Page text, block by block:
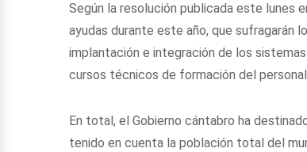
Según la resolución publicada este lunes
ayudas durante este año, que sufragarán
implantación e integración de los
cursos técnicos de formación del
En total, el Gobierno cántabro ha
tenido en cuenta la población total del